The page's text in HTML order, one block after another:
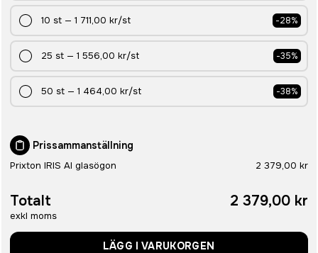
10 st — 1 711,00 kr/st -28%
25 st — 1 556,00 kr/st -35%
50 st — 1 464,00 kr/st -38%
Prissammanställning
Prixton IRIS AI glasögon 2 379,00 kr
Totalt
exkl moms
2 379,00 kr
LÄGG I VARUKORGEN